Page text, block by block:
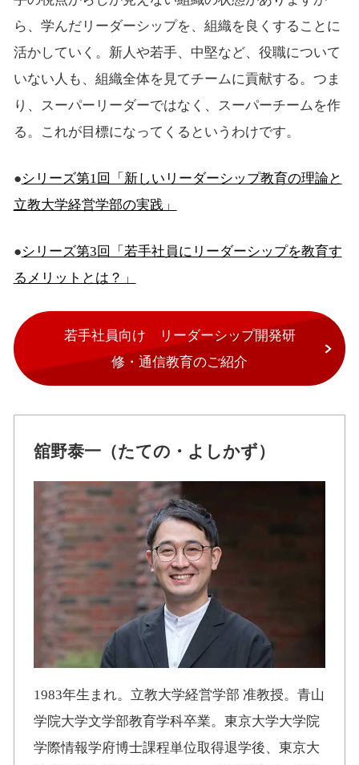
ら、学んだリーダーシップを、組織を良くすることに
活かしていく。新人や若手、中堅など、役職について
いない人も、組織全体を見てチームに貢献する。つま
り、スーパーリーダーではなく、スーパーチームを作
る。これが目標になってくるというわけです。
●シリーズ第1回「新しいリーダーシップ教育の理論と
立教大学経営学部の実践」
●シリーズ第3回「若手社員にリーダーシップを教育す
るメリットとは？」
若手社員向け リーダーシップ開発研
修・通信教育のご紹介
舘野泰一（たての・よしかず）
1983年生まれ。立教大学経営学部 准教授。青山
学院大学文学部教育学科卒業。東京大学大学院
学際情報学府博士課程単位取得退学後、東京大